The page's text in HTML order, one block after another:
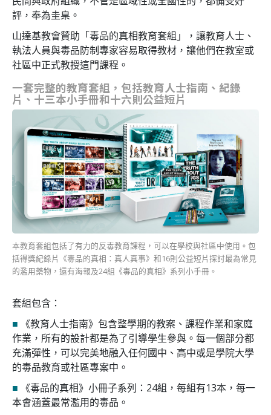
評，奉為圭臬。
山達基教會贊助「毒品的真相教育套組」，讓教育人士、
執法人員與毒品防制專家容易取得教材，讓他們在教室或
社區中正式教授這門課程。
一套完整的教育套組，包括教育人士指南、紀錄
片、十三本小手冊和十六則公益短片
本教育套組包括了有力的反毒教育課程，可以在學校與社區中使用。包
括得獎紀錄片《毒品的真相：真人真事》和16則公益短片探討最為常見
的濫用藥物，還有海報及24組《毒品的真相》系列小手冊。
套組包含：
■ 《教育人士指南》包含整學期的教案、課程作業和家庭
作業，所有的設計都是為了引導學生參與。每一個部分都
充滿彈性，可以完美地融入任何國中、高中或是學院大學
的毒品教育或社區專案中。
■ 《毒品的真相》小冊子系列：24組，每組有13本，每一
本會涵蓋最常濫用的毒品。